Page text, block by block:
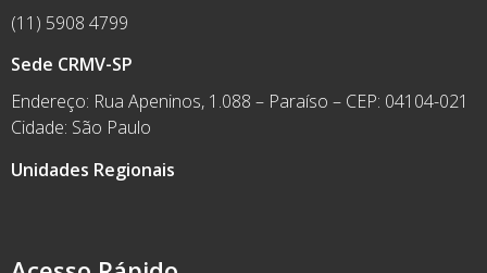
(11) 5908 4799
Sede CRMV-SP
Endereço: Rua Apeninos, 1.088 – Paraíso – CEP: 04104-021
Cidade: São Paulo
Unidades Regionais